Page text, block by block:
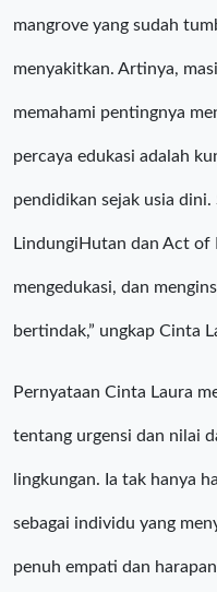
mangrove yang sudah
menyakitkan. Artinya,
memahami pentingnya
percaya edukasi adalah
pendidikan sejak usia dini.
LindungiHutan dan Act of
mengedukasi, dan
bertindak,” ungkap Cinta
Pernyataan Cinta Laura
tentang urgensi dan nilai
lingkungan. Ia tak hanya
sebagai individu yang
penuh empati dan